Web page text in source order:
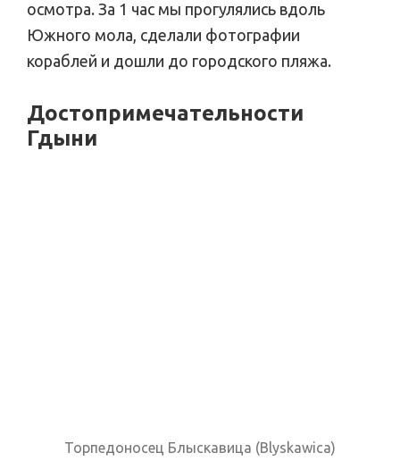
осмотра. За 1 час мы прогулялись вдоль
Южного мола, сделали фотографии
кораблей и дошли до городского пляжа.
Достопримечательности
Гдыни
Торпедоносец Блыскавица (Blyskawica)